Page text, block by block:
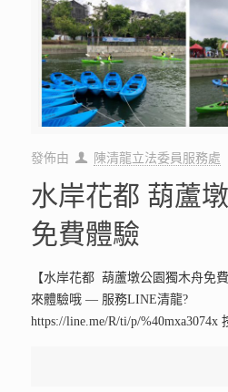
發佈由 陳清龍立法委員服務處
水岸花都 葫蘆
免費體驗
【水岸花都 葫蘆墩公園獨木舟免
來體驗哦 — 服務LINE清龍?
https://line.me/R/ti/p/%40mxa3074x